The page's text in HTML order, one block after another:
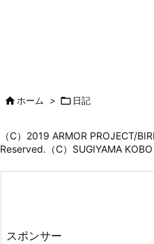
ホーム >  日記
（C）2019 ARMOR PROJECT/
Reserved.（C）SUGIYAMA
スポンサー